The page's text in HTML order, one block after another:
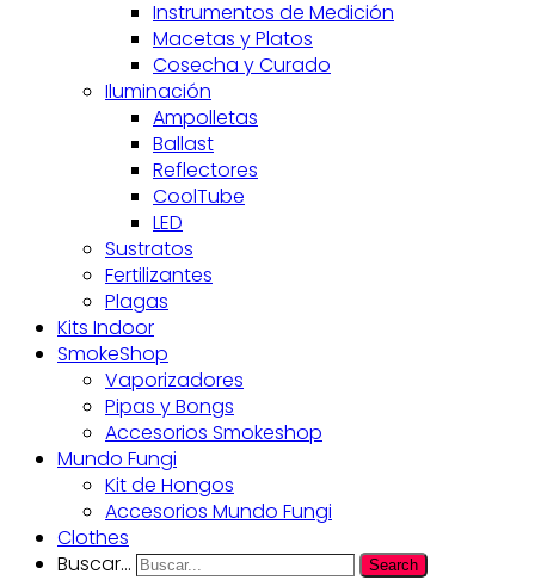
Instrumentos de Medición
Macetas y Platos
Cosecha y Curado
Iluminación
Ampolletas
Ballast
Reflectores
CoolTube
LED
Sustratos
Fertilizantes
Plagas
Kits Indoor
SmokeShop
Vaporizadores
Pipas y Bongs
Accesorios Smokeshop
Mundo Fungi
Kit de Hongos
Accesorios Mundo Fungi
Clothes
Buscar...
Search